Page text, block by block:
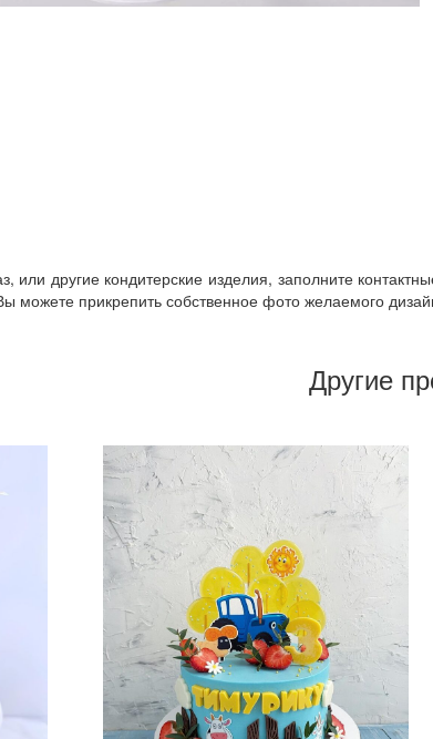
или другие кондитерские изделия, заполните
можете прикрепить собственное фото желаемого
Другие